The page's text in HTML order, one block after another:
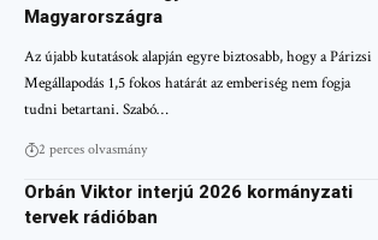
Magyarországra
Az újabb kutatások alapján egyre biztosabb, hogy a Párizsi
Megállapodás 1,5 fokos határát az emberiség nem fogja
tudni betartani. Szabó…
2 perces olvasmány
Orbán Viktor interjú 2026 kormányzati
tervek rádióban